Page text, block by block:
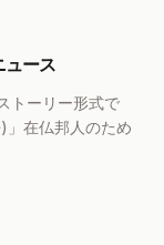
ュース
トーリー形式で
」在仏邦人のため